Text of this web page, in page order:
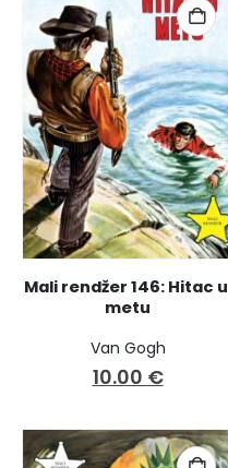
Mali rendžer 146: Hitac u
metu
Van Gogh
10.00 €